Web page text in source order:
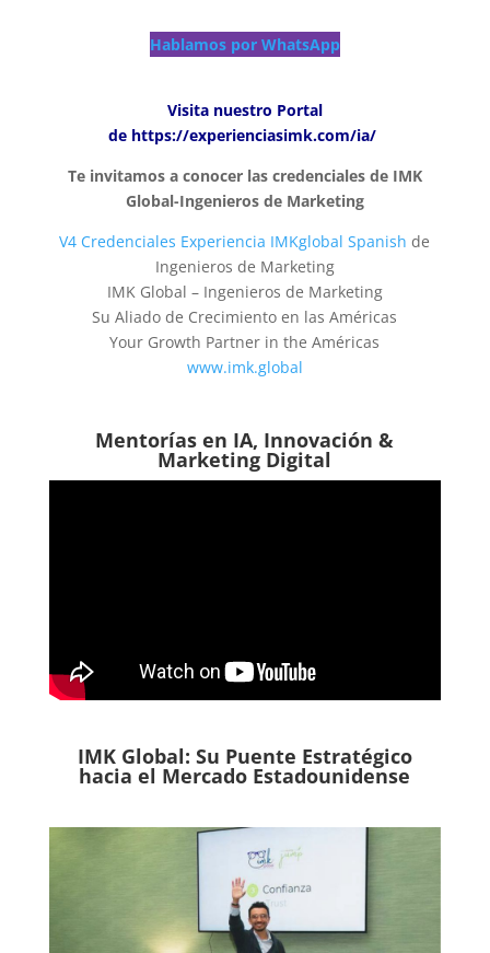
Hablamos por WhatsApp
Visita nuestro Portal
de https://experienciasimk.com/ia/
Te invitamos a conocer las credenciales de IMK
Global-Ingenieros de Marketing
V4 Credenciales Experiencia IMKglobal Spanish de
Ingenieros de Marketing
IMK Global – Ingenieros de Marketing
Su Aliado de Crecimiento en las Américas
Your Growth Partner in the Américas
www.imk.global
Mentorías en IA, Innovación &
Marketing Digital
IMK Global: Su Puente Estratégico
hacia el Mercado Estadounidense